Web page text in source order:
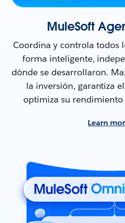
MuleSoft
Coordina y controla todos
forma inteligente,
dónde se desarrollaron.
la inversión, garantiza
optimiza su
Learn